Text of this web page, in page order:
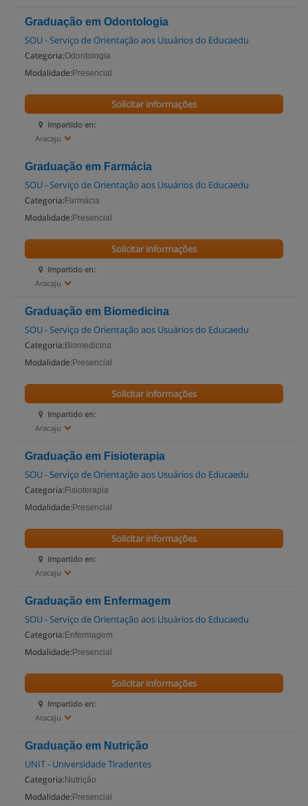
Graduação em Odontologia
SOU - Serviço de Orientação aos Usuários do Educaedu
Categoria:Odontologia
Modalidade: Presencial
Impartido en:
Aracaju
Solicitar informações
Graduação em Farmácia
SOU - Serviço de Orientação aos Usuários do Educaedu
Categoria: Farmácia
Modalidade: Presencial
Impartido en:
Aracaju
Solicitar informações
Graduação em Biomedicina
SOU - Serviço de Orientação aos Usuários do Educaedu
Categoria: Biomedicina
Modalidade: Presencial
Impartido en:
Aracaju
Solicitar informações
Graduação em Fisioterapia
SOU - Serviço de Orientação aos Usuários do Educaedu
Categoria: Fisioterapia
Modalidade: Presencial
Impartido en:
Aracaju
Solicitar informações
Graduação em Enfermagem
SOU - Serviço de Orientação aos Usuários do Educaedu
Categoria: Enfermagem
Modalidade: Presencial
Impartido en:
Aracaju
Solicitar informações
Graduação em Nutrição
UNIT - Universidade Tiradentes
Categoria: Nutrição
Modalidade: Presencial